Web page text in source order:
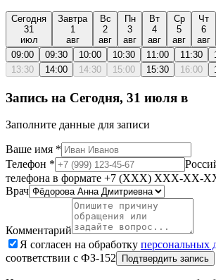
Сегодня
31
июл
Завтра
1
авг
Вс
2
авг
Пн
3
авг
Вт
4
авг
Ср
5
авг
Чт
6
авг
09:00
09:30 10:00 10:30 11:00 11:30
13:30
14:00 14:30 15:00 15:30 16:00
Запись на Сегодня, 31 июля в
Заполните данные для записи
Ваше имя *
Телефон *
телефона в формате +7 (XXX) XXX-XX-
Врач
Комментарий
Я согласен на обработку персональных
соответствии с ФЗ-152
Подтвердить запись